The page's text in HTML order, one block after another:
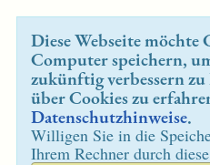
Diese Webseite möchte
Computer speichern,
zukünftig verbessern
über Cookies zu
Datenschutzhinweise.
Willigen Sie in die
Ihrem Rechner durch